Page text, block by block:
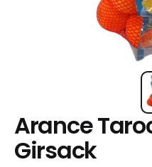
Arance
Girsack